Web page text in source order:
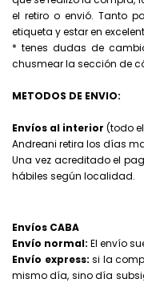
el retiro o envió. Tanto
etiqueta y estar en
* tenes dudas de
chusmear la sección de
METODOS DE ENVIO:
Envíos al interior (todo
Andreani retira los días
Una vez acreditado el
hábiles según localidad.
Envíos CABA
Envío normal: El envío
Envío express: si la
mismo día, sino día